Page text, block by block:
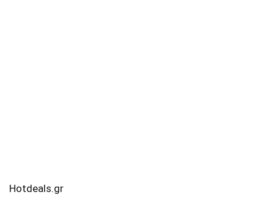
Hotdeals.gr